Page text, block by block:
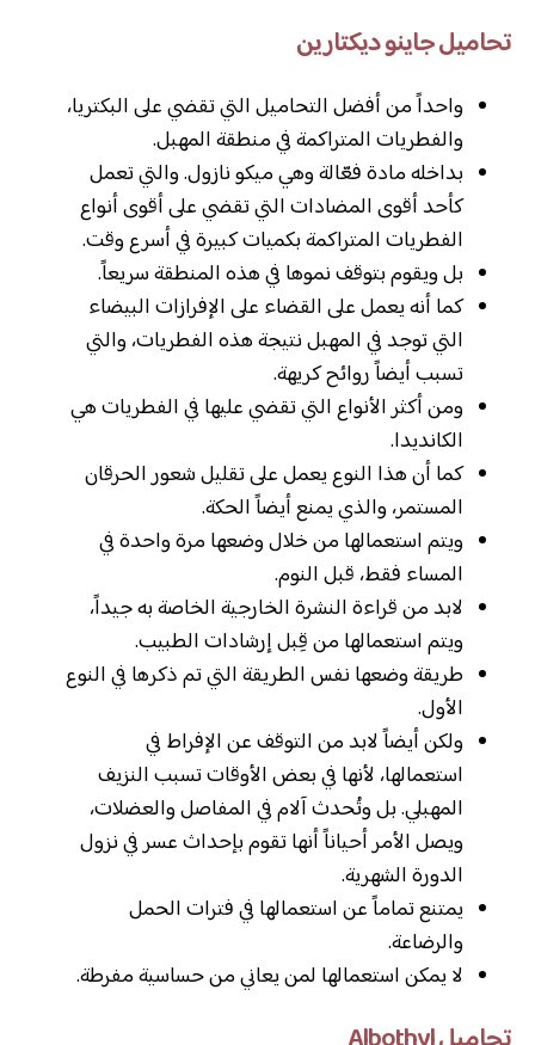
تحاميل جاينو ديكتارين
واحداً من أفضل التحاميل التي تقضي على البكتريا،
والفطريات المتراكمة في منطقة المهبل.
بداخله مادة فعّالة وهي ميكو نازول. والتي تعمل
كأحد أقوى المضادات التي تقضي على أقوى أنواع
الفطريات المتراكمة بكميات كبيرة في أسرع وقت.
بل ويقوم بتوقف نموها في هذه المنطقة سريعاً.
كما أنه يعمل على القضاء على الإفرازات البيضاء
التي توجد في المهبل نتيجة هذه الفطريات، والتي
تسبب أيضاً روائح كريهة.
ومن أكثر الأنواع التي تقضي عليها في الفطريات هي
الكانديدا.
كما أن هذا النوع يعمل على تقليل شعور الحرقان
المستمر، والذي يمنع أيضاً الحكة.
ويتم استعمالها من خلال وضعها مرة واحدة في
المساء فقط، قبل النوم.
لابد من قراءة النشرة الخارجية الخاصة به جيداً،
ويتم استعمالها من قِبل إرشادات الطبيب.
طريقة وضعها نفس الطريقة التي تم ذكرها في النوع
الأول.
ولكن أيضاً لابد من التوقف عن الإفراط في
استعمالها، لأنها في بعض الأوقات تسبب النزيف
المهبلي. بل وتُحدث آلام في المفاصل والعضلات،
ويصل الأمر أحياناً أنها تقوم بإحداث عسر في نزول
الدورة الشهرية.
يمتنع تماماً عن استعمالها في فترات الحمل
والرضاعة.
لا يمكن استعمالها لمن يعاني من حساسية مفرطة.